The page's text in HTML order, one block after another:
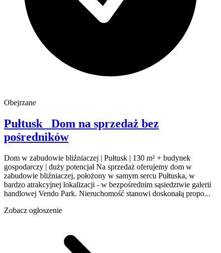
Obejrzane
Pułtusk Dom na sprzedaż bez
pośredników
Dom w zabudowie bliźniaczej | Pułtusk | 130 m² + budynek
gospodarczy | duży potencjał Na sprzedaż oferujemy dom w
zabudowie bliźniaczej, położony w samym sercu Pułtuska, w
bardzo atrakcyjnej lokalizacji - w bezpośrednim sąsiedztwie galerii
handlowej Vendo Park. Nieruchomość stanowi doskonałą propo...
Zobacz ogłoszenie